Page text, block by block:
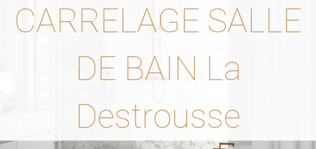
CARRELAGE SALLE
DE BAIN La
Destrousse